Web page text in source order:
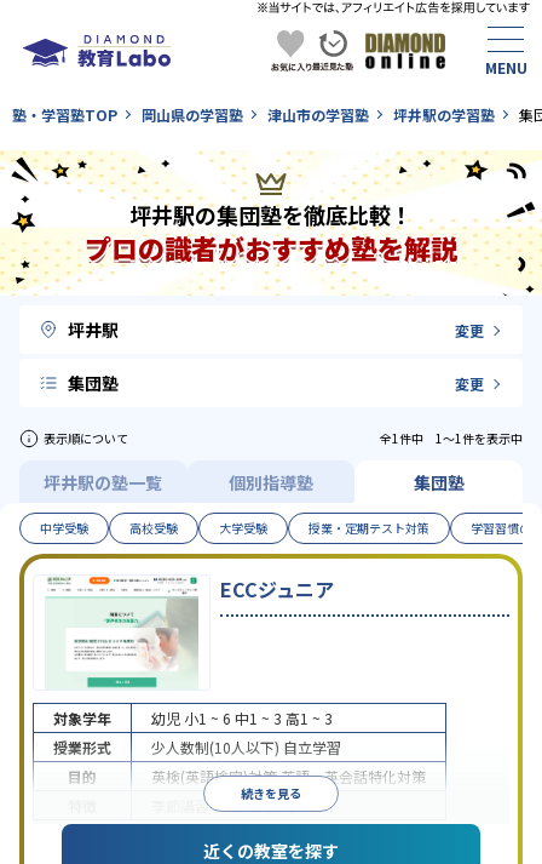
塾・学習塾TOP 岡山県の学習塾 津山市の学習塾 坪井駅の学習塾 集
坪井駅の集団塾を徹底比較！
プロの識者がおすすめ塾を解説
坪井駅 変更
集団塾 変更
表示順について 全1件中 1〜1件を表示中
坪井駅の塾一覧 個別指導塾 集団塾
中学受験 高校受験 大学受験 授業・定期テスト対策 学習習慣の
ECCジュニア
続きを見る
対象学年 幼児 小1 ~ 6 中1 ~ 3 高1 ~ 3
授業形式
少人数制(10人以下) 自立学習
目的
英検(英語検定)対策英語・英会話特化対策
季節講習のみの受講可
近くの教室を探す